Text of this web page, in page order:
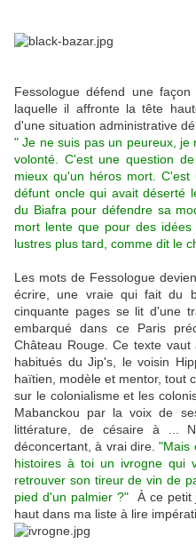
Fessologue défend une
laquelle il affronte la tête
d'une situation administrative
" Je ne suis pas un peureux,
volonté. C'est une question
mieux qu'un héros mort.
défunt oncle qui avait déserté
du Biafra pour défendre sa
mort lente que pour des
lustres plus tard, comme dit le
Les mots de Fessologue
écrire, une vraie qui fait du
cinquante pages se lit d'une
embarqué dans ce Paris
Château Rouge. Ce texte
habitués du Jip's, le voisin
haïtien, modèle et mentor, tout
sur le colonialisme et les
Mabanckou par la voix de
littérature, de césaire à ...
déconcertant, à vrai dire."Mais
histoires à toi un ivrogne qui
retrouver son tireur de vin de
pied d'un palmier ?"À ce petit
haut dans ma liste à lire